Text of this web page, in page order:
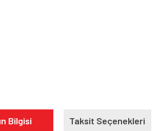
Bilgisi Taksit Seçenekleri